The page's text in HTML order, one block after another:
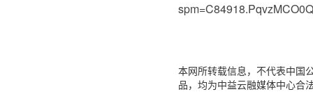
本网所转载信息，不代表中国
品，均为中益云融媒体中心合